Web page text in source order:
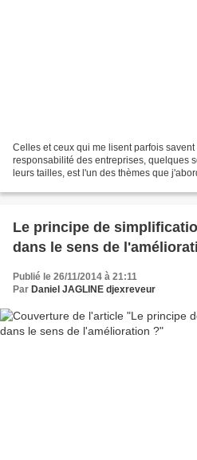
Celles et ceux qui me lisent parfois
responsabilité des entreprises, quelques
leurs tailles, est l'un des thèmes que
Le principe de
dans le sens de
Publié le 26/11/2014 à 21:11
Par Daniel JAGLINE djexreveur